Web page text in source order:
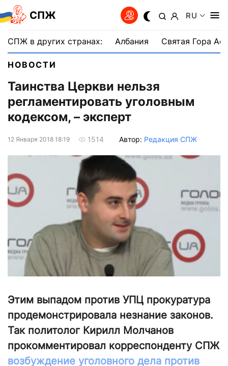
СПЖ RU
СПЖ в других странах: Албания Святая Гора
НОВОСТИ
Таинства Церкви нельзя
регламентировать уголовным
кодексом, – эксперт
12 Января 2018 18:19 1514 Автор: Редакция СПЖ
Этим выпадом против УПЦ прокуратура
продемонстрировала незнание законов.
Так политолог Кирилл Молчанов
прокомментировал корреспонденту СПЖ
возбуждение уголовного дела против